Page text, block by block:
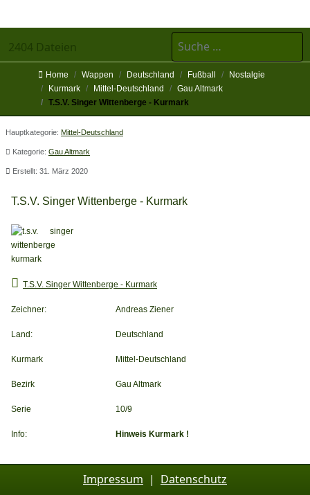
2404 Dateien
Suchen
Home Wappen Deutschland Fußball
Nostalgie
Kurmark
Mittel-Deutschland
Gau Altmark
T.S.V. Singer Wittenberge - Kurmark
Hauptkategorie: Mittel-Deutschland
Kategorie: Gau Altmark
Erstellt: 31. März 2020
T.S.V. Singer Wittenberge - Kurmark
T.S.V. Singer Wittenberge - Kurmark
Zeichner: Andreas Ziener
Land: Deutschland
Kurmark Mittel-Deutschland
Bezirk Gau Altmark
Serie 10/9
Info: Hinweis Kurmark !
Impressum | Datenschutz